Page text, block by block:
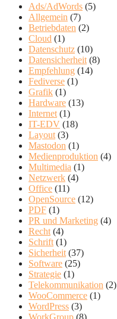
Ads/AdWords (5)
Allgemein (7)
Betriebdaten (2)
Cloud (1)
Datenschutz (10)
Datensicherheit (8)
Empfehlung (14)
Fediverse (1)
Grafik (1)
Hardware (13)
Internet (1)
IT-EDV (18)
Layout (3)
Mastodon (1)
Medienproduktion (4)
Multimedia (1)
Netzwerk (4)
Office (11)
OpenSource (12)
PDF (1)
PR und Marketing (4)
Recht (4)
Schrift (1)
Sicherheit (37)
Software (25)
Strategie (1)
Telekommunikation (2)
WooCommerce (1)
WordPress (3)
WorkGroup (8)